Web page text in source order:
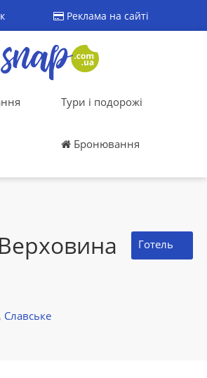
Реклама на сайті
Тури і подорожі
Бронювання
Верховина Готель
Славське